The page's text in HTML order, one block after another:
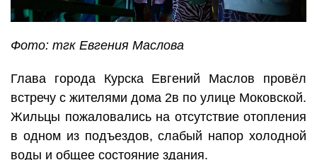
Фото: тгк Евгения Маслова
Глава города Курска Евгений Маслов провёл
встречу с жителями дома 2в по улице Моковской.
Жильцы пожаловались на отсутствие отопления
в одном из подъездов, слабый напор холодной
воды и общее состояние здания.